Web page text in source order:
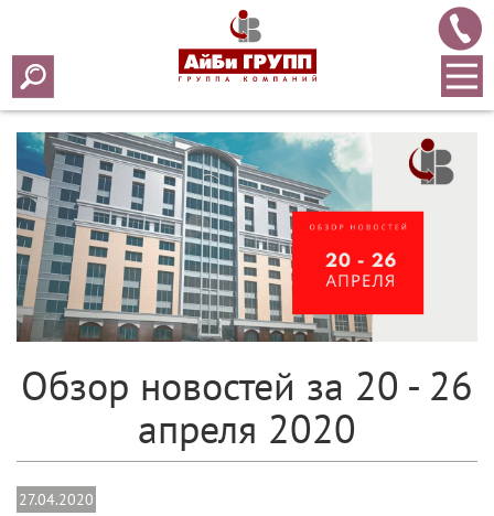
Array ( [0] => 2020 [1] => 04 [2] => 27 [3] => 439 )
Обзор новостей за 20 - 26
апреля 2020
27.04.2020